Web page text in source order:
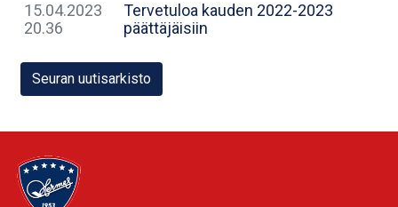
15.04.2023
20.36
Tervetuloa kauden 2022-2023
päättäjäisiin
Seuran uutisarkisto